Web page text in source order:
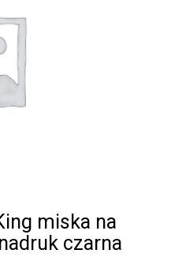
miska na
czarna